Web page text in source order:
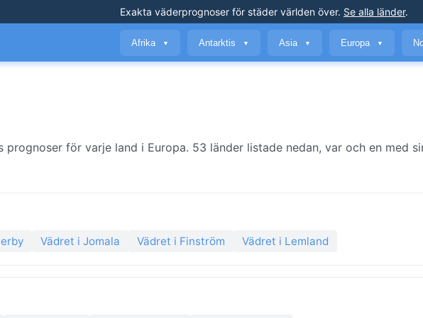
Exakta väderprognoser för städer världen över. Se alla länder.
Afrika ▼ Antarktis ▼ Asia ▼ Europa ▼
för varje land i Europa. 53 länder listade nedan, var och en med
Vädret i Jomala Vädret i Finström Vädret i Lemland